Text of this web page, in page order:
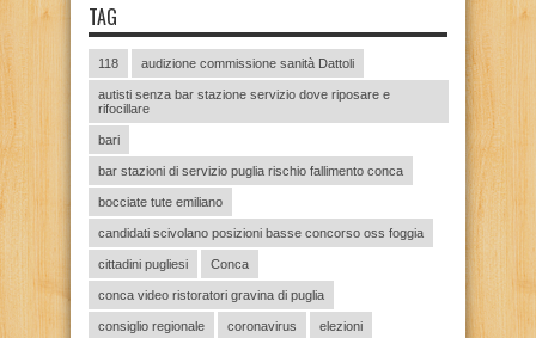
TAG
118 audizione commissione sanità Dattoli
autisti senza bar stazione servizio dove riposare e
rifocillare
bari
bar stazioni di servizio puglia rischio fallimento conca
bocciate tute emiliano
candidati scivolano posizioni basse concorso oss foggia
cittadini pugliesi Conca
conca video ristoratori gravina di puglia
consiglio regionale coronavirus elezioni